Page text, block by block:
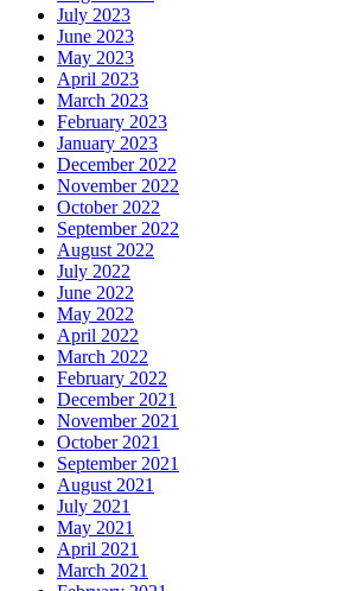
July 2023
June 2023
May 2023
April 2023
March 2023
February 2023
January 2023
December 2022
November 2022
October 2022
September 2022
August 2022
July 2022
June 2022
May 2022
April 2022
March 2022
February 2022
December 2021
November 2021
October 2021
September 2021
August 2021
July 2021
May 2021
April 2021
March 2021